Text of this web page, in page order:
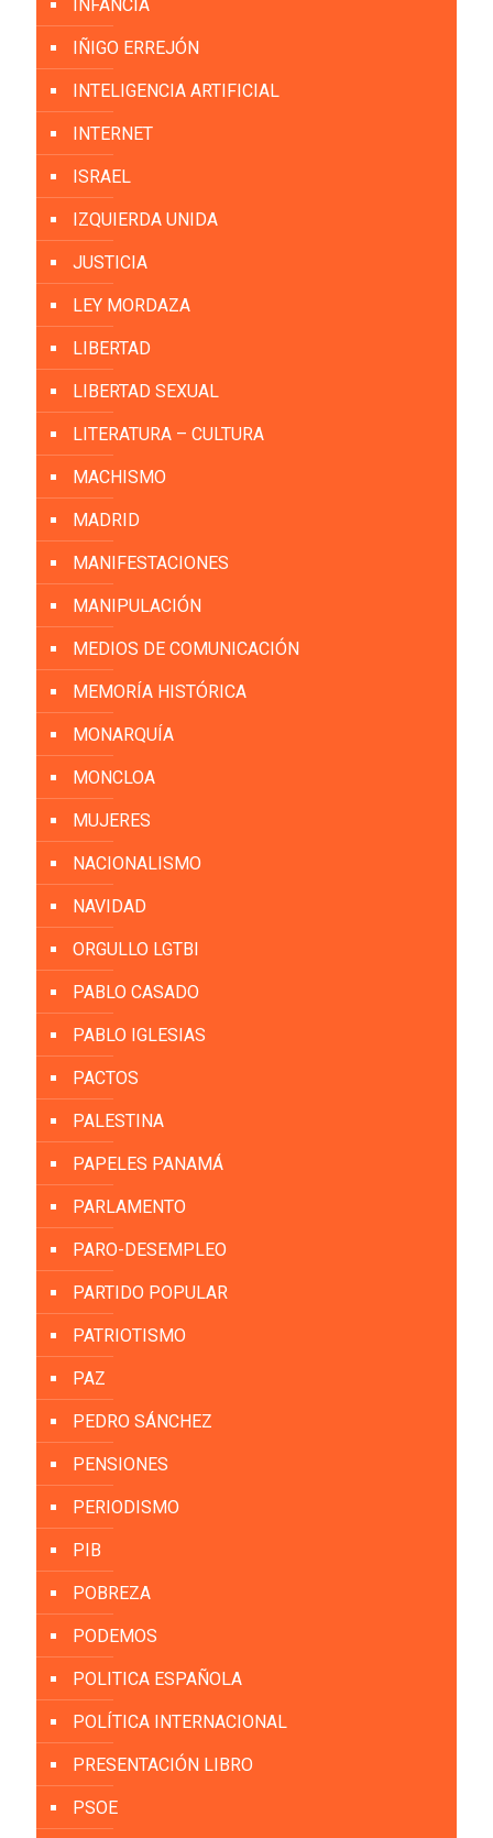
INFANCIA
IÑIGO ERREJÓN
INTELIGENCIA ARTIFICIAL
INTERNET
ISRAEL
IZQUIERDA UNIDA
JUSTICIA
LEY MORDAZA
LIBERTAD
LIBERTAD SEXUAL
LITERATURA – CULTURA
MACHISMO
MADRID
MANIFESTACIONES
MANIPULACIÓN
MEDIOS DE COMUNICACIÓN
MEMORÍA HISTÓRICA
MONARQUÍA
MONCLOA
MUJERES
NACIONALISMO
NAVIDAD
ORGULLO LGTBI
PABLO CASADO
PABLO IGLESIAS
PACTOS
PALESTINA
PAPELES PANAMÁ
PARLAMENTO
PARO-DESEMPLEO
PARTIDO POPULAR
PATRIOTISMO
PAZ
PEDRO SÁNCHEZ
PENSIONES
PERIODISMO
PIB
POBREZA
PODEMOS
POLITICA ESPAÑOLA
POLÍTICA INTERNACIONAL
PRESENTACIÓN LIBRO
PSOE